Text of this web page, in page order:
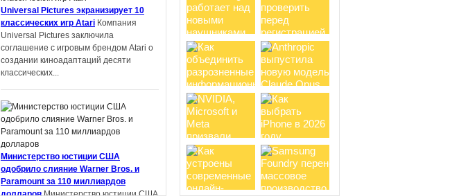
Автор фанфиков по «Властелину
колец» подал в суд на Amazon и
теперь должен выплатить компании
$134 тысячДеметрий Полихрон,
обвинивший Amazon и Tolkien Estate в
том, что компании украли идеи из его
фанфика по «Властелину...
Apple экранизирует серию научно-
фантастических книг «Дневники
Universal Pictures экранизирует 10
классических игр Atari Компания
Universal Pictures заключила
соглашение с игровым брендом Atari о
создании киноадаптаций десяти
классических...
Министерство юстиции США
одобрило слияние Warner Bros. и
Paramount за 110 миллиардов
долларовМинистерство юстиции США
Zero от...
обзаведется анимационными
проектами, но ждать второй сезон
Edgerunners не стоитВ сентябре
2022 года на Netflix вышел аниме-
сериал Cyberpunk: Edgerunners,
получивший 100% свежести от
критиков и 95%...